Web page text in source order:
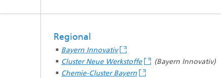
Regional
Bayern Innovativ
Cluster Neue Werkstoffe
(Bayern Innovativ)
Chemie-Cluster Bayern